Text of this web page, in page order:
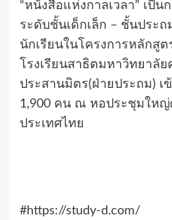
“หนังสือแห่งกาลเวลา” เป็น
ระดับชั้นเด็กเล็ก – ชั้นประ
นักเรียนในโครงการหลักสูต
โรงเรียนสาธิตมหาวิทยาลั
ประสานมิตร(ฝ่ายประถม) เ
1,900 คน ณ หอประชุมให
ประเทศไทย
#https://study-d.com/